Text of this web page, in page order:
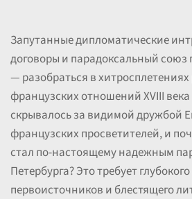
Запутанные дипломатические
договоры и парадоксальный союз
— разобраться в
французских отношений XVIII
скрывалось за видимой дружбой
французских просветителей, и
стал по-настоящему надежным
Петербурга? Это требует
первоисточников и блестящего